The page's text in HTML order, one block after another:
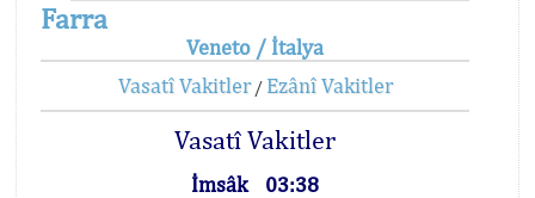
Farra
Veneto / İtalya
Vasatî Vakitler/ Ezânî Vakitler
Vasatî Vakitler
İmsâk
03:38